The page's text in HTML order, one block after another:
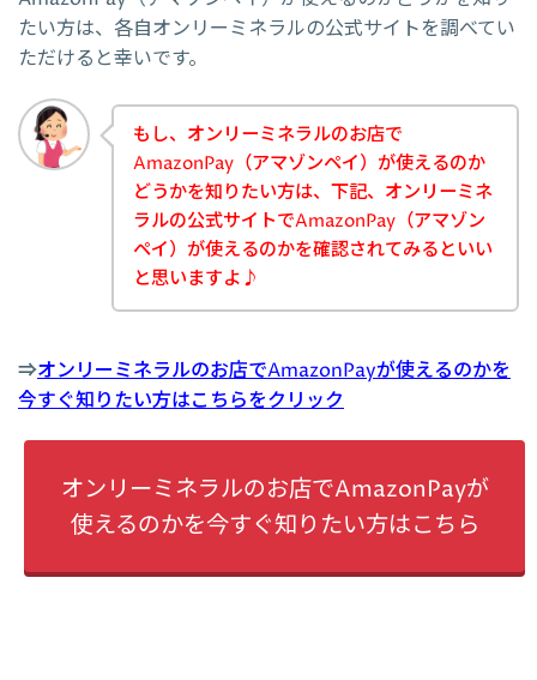
たい方は、各自オンリーミネラルの公式サイトを調べてい
ただけると幸いです。
もし、オンリーミネラルのお店で
AmazonPay（アマゾンペイ）が使えるのか
どうかを知りたい方は、下記、オンリーミネ
ラルの公式サイトでAmazonPay（アマゾン
ペイ）が使えるのかを確認されてみるといい
と思いますよ♪
⇒オンリーミネラルのお店でAmazonPayが使えるのかを
今すぐ知りたい方はこちらをクリック
オンリーミネラルのお店でAmazonPayが
使えるのかを今すぐ知りたい方はこちら